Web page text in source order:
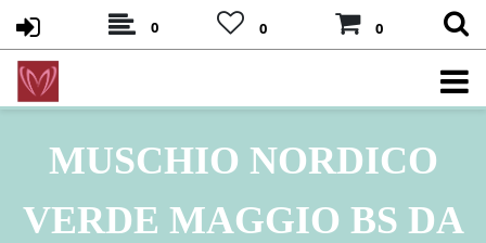
0 0 0
MUSCHIO NORDICO
VERDE MAGGIO BS DA